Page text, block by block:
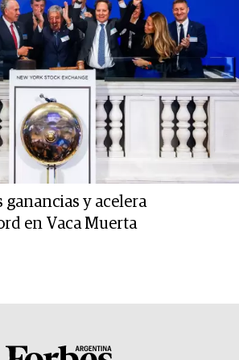
ganancias y acelera
en Vaca Muerta